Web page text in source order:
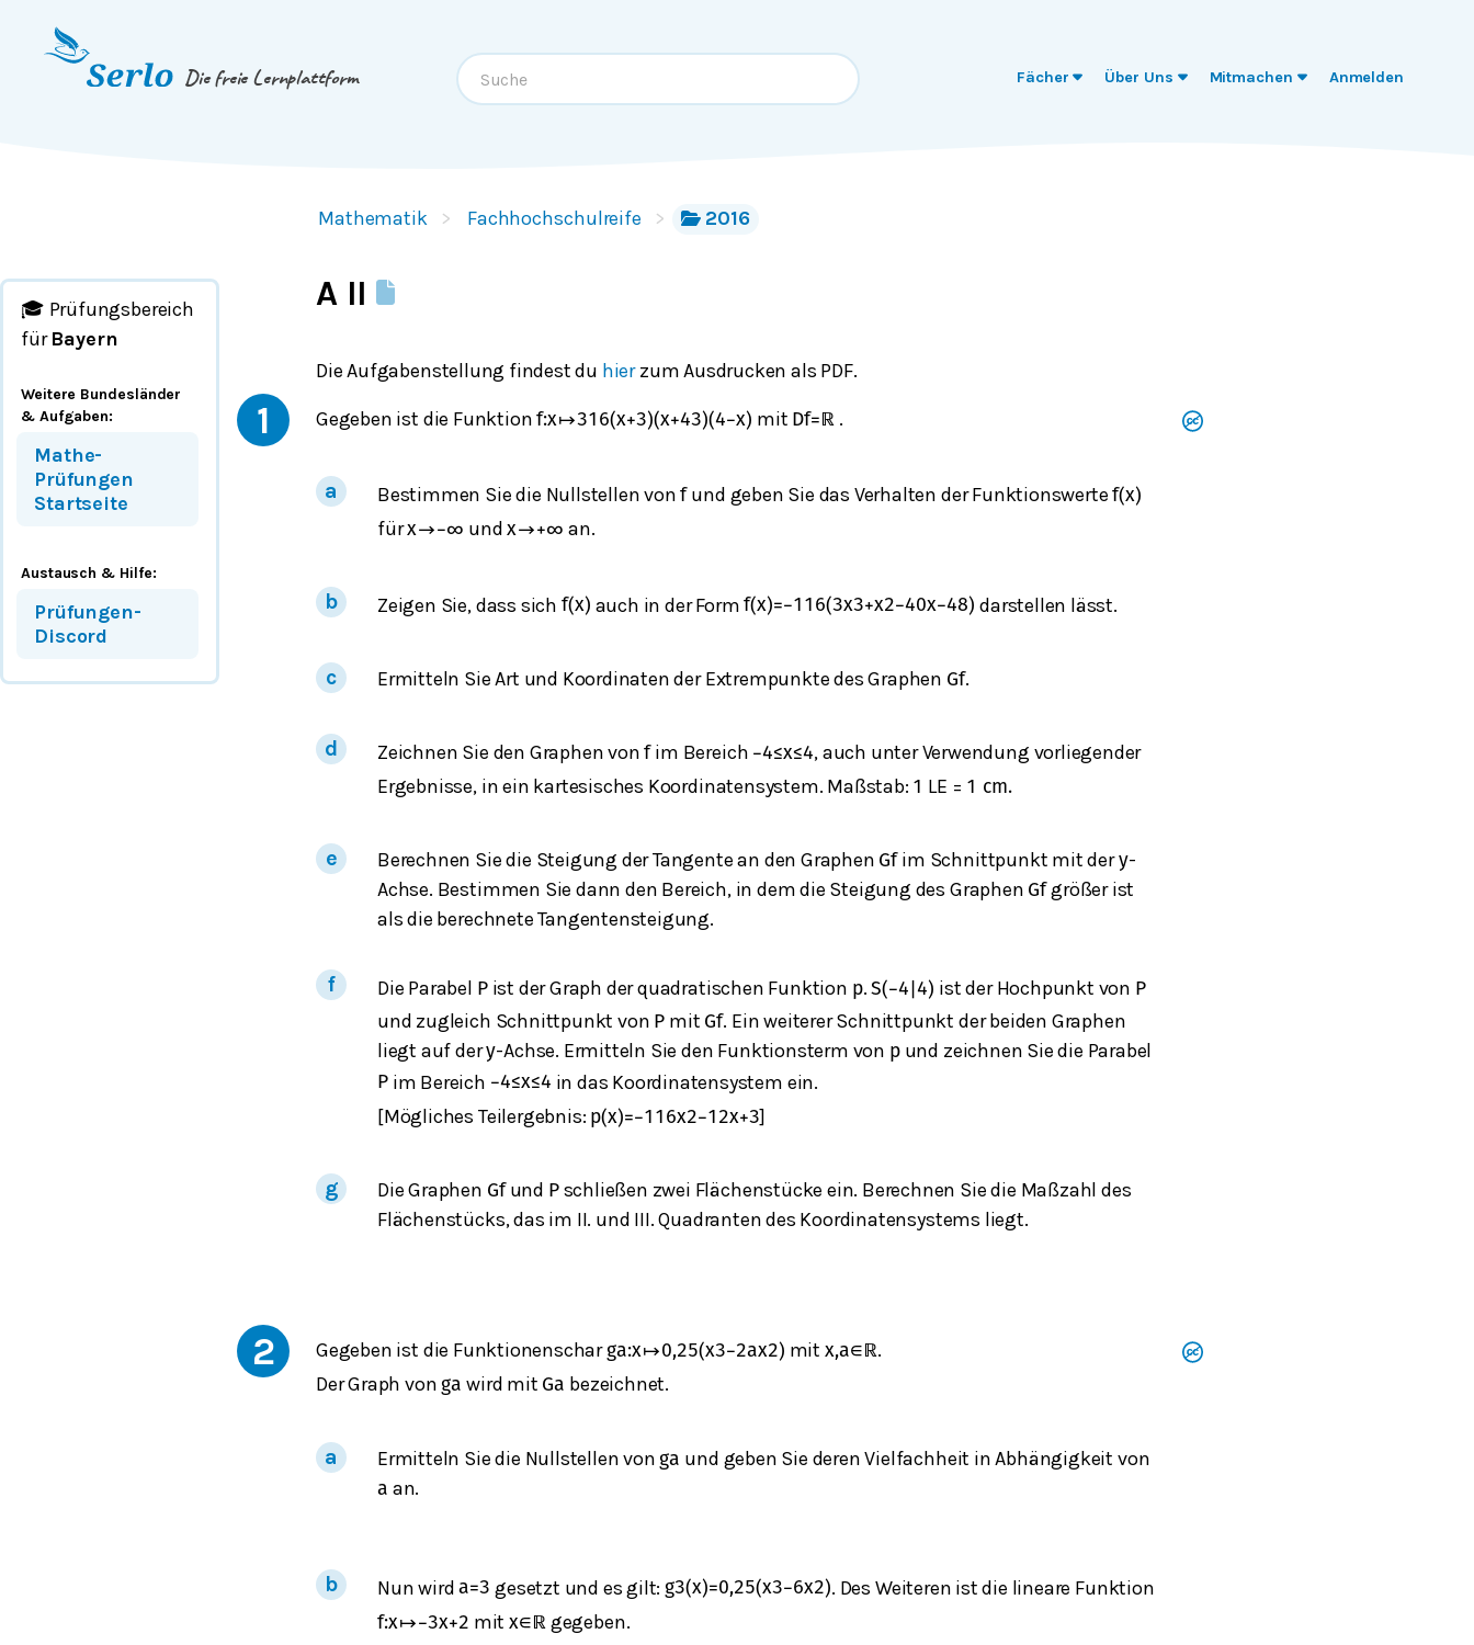
Springe zum
Die freie Lernplattform Fächer Über Uns Mitmachen Anmelden
Mathematik Fachhochschulreife 2016
A II
🎓 Prüfungsbereich
für Bayern
Weitere Bundesländer
& Aufgaben:
Mathe-
Prüfungen
Startseite
Austausch & Hilfe:
Prüfungen-
Discord
Die Aufgabenstellung findest du hierzum Ausdrucken als PDF.
1 Gegeben ist die Funktionf:x↦316(x+3)(x+43)(4−x) mit Df= ℝ .
Bestimmen Sie die Nullstellen vonfund geben Sie das Verhalten der Funktionswertef(x)
fürx→−∞ undx→+∞ an.
Zeigen Sie, dass sich f(x) auch in der Formf(x)=−1 16(3x3+x2−40x−48) darstellen lässt.
Ermitteln Sie Art und Koordinaten der Extrempunkte des Graphen Gf.
Zeichnen Sie den Graphen vonfim Bereich −4≤x≤4, auch unter Verwendung vorliegender
Ergebnisse, in ein kartesisches Koordinatensystem. Maßstab: 1 LE = 1 cm.
Berechnen Sie die Steigung der Tangente an den Graphen Gfim Schnittpunkt mit dery-
Achse. Bestimmen Sie dann den Bereich, in dem die Steigung des Graphen Gfgrößer ist
als die berechnete Tangentensteigung.
Die Parabel Pist der Graph der quadratischen Funktion p.S(−4 |4) ist der Hochpunkt von P
und zugleich Schnittpunkt von P mit Gf. Ein weiterer Schnittpunkt der beiden Graphen
liegt auf dery-Achse. Ermitteln Sie den Funktionsterm von pund zeichnen Sie die Parabel
P im Bereich −4≤x≤4 in das Koordinatensystem ein.
[Mögliches Teilergebnis: p(x)=−1 16x2−1 2x+3]
Die Graphen Gfund Pschließen zwei Flächenstücke ein. Berechnen Sie die Maßzahl des
Flächenstücks, das im II. und III. Quadranten des Koordinatensystems liegt.
2 Gegeben ist die Funktionenschar ga:x↦0,25(x3−2ax2) mit x,a∈ ℝ.
Der Graph von ga wird mit Ga bezeichnet.
Ermitteln Sie die Nullstellen von ga und geben Sie deren Vielfachheit in Abhängigkeit von
a an.
Nun wirda=3 gesetzt und es gilt: g3(x)=0,25(x3−6x2). Des Weiteren ist die lineare Funktion
f:x↦−3x+2 mitx∈ ℝ gegeben.